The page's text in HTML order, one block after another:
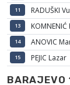
11 RADUŠKI
13 KOMNENIĆ
14 ANOVIC
15 PEJIC Lazar
BARAJEVO